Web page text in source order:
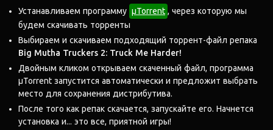
Устанавливаем программу μTorrent , через которую мы
будем скачивать торренты
Выбираем и скачиваем подходящий торрент-файл репака
Big Mutha Truckers 2: Truck Me Harder!
Двойным кликом открываем скаченный файл, программа
μTorrent запустится автоматически и предложит выбрать
место для сохранения дистрибутива.
После того как репак скачается, запускайте его. Начнется
установка и... это все, приятной игры!